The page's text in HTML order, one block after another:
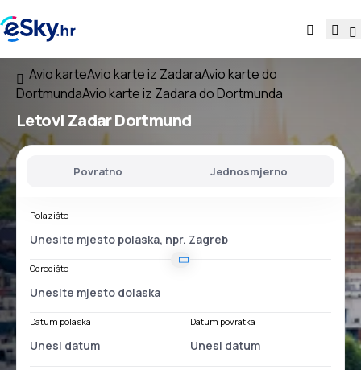
Avio karteAvio karte iz ZadaraAvio karte do
DortmundaAvio karte iz Zadara do Dortmunda
LetoviZadar Dortmund
Povratno Jednosmjerno
Polazište
Odredište
Datum polaska Datum povratka